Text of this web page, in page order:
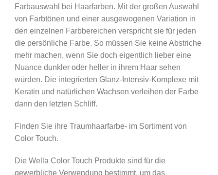
Farbauswahl bei Haarfarben. Mit der großen Auswahl
von Farbtönen und einer ausgewogenen Variation in
den einzelnen Farbbereichen verspricht sie für jeden
die persönliche Farbe. So müssen Sie keine Abstriche
mehr machen, wenn Sie doch eigentlich lieber eine
Nuance dunkler oder heller in ihrem Haar sehen
würden. Die integrierten Glanz-Intensiv-Komplexe mit
Keratin und natürlichen Wachsen verleihen der Farbe
dann den letzten Schliff.
Finden Sie ihre Traumhaarfarbe- im Sortiment von
Color Touch.
Die Wella Color Touch Produkte sind für die
gewerbliche Verwendung bestimmt, um das